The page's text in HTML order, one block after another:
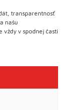
transparentnosť
našu
vždy v spodnej časti